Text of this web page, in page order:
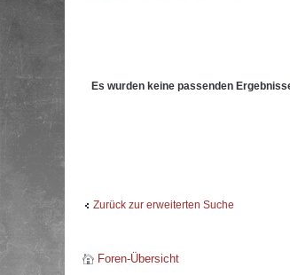
Es wurden keine passenden
Zurück zur erweiterten Suche
Foren-Übersicht